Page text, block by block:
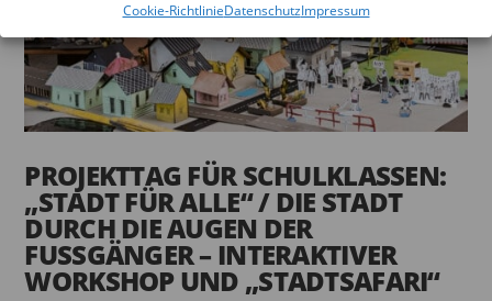
Cookie-RichtlinieDatenschutzImpressum
PROJEKTTAG FÜR SCHULKLASSEN:
„STADT FÜR ALLE“ / DIE STADT
DURCH DIE AUGEN DER
FUSSGÄNGER – INTERAKTIVER W
ORKSHOP UND „STADTSAFARI“